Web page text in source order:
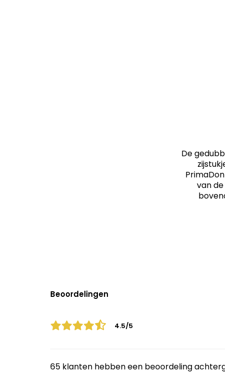
De
van
Beoordelingen
4.5/5
65 klanten hebben een beoordeling